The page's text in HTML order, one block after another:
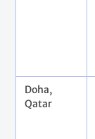
Doha,
Qatar